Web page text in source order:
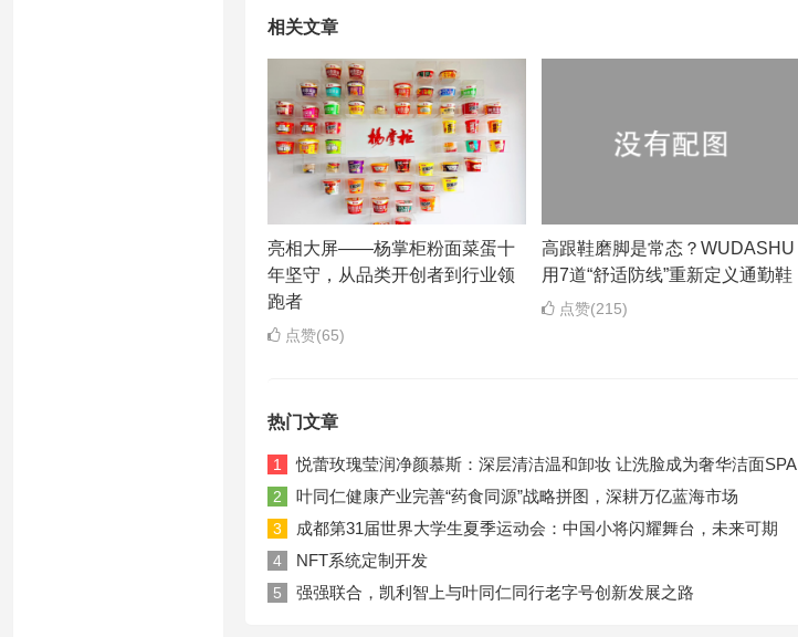
相关文章
亮相大屏——杨掌柜粉面菜蛋十
年坚守，从品类开创者到行业领
跑者
点赞(65)
高跟鞋磨脚是常态？WUDASHU
用7道“舒适防线”重新定义通勤鞋
点赞(215)
热门文章
1 悦蕾玫瑰莹润净颜慕斯：深层清洁温和卸妆 让洗脸成为奢华洁面SPA
2 叶同仁健康产业完善“药食同源”战略拼图，深耕万亿蓝海市场
3 成都第31届世界大学生夏季运动会：中国小将闪耀舞台，未来可期
4 NFT系统定制开发
5 强强联合，凯利智上与叶同仁同行老字号创新发展之路